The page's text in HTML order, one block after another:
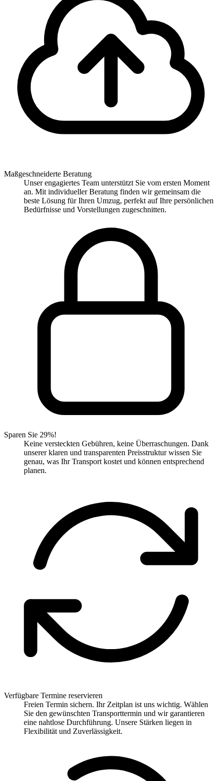
Maßgeschneiderte Beratung
Unser engagiertes Team unterstützt Sie vom ersten Moment
an. Mit individueller Beratung finden wir gemeinsam die
beste Lösung für Ihren Umzug, perfekt auf Ihre persönlichen
Bedürfnisse und Vorstellungen zugeschnitten.
Sparen Sie 29%!
Keine versteckten Gebühren, keine Überraschungen. Dank
unserer klaren und transparenten Preisstruktur wissen Sie
genau, was Ihr Transport kostet und können entsprechend
planen.
Verfügbare Termine reservieren
Freien Termin sichern. Ihr Zeitplan ist uns wichtig. Wählen
Sie den gewünschten Transporttermin und wir garantieren
eine nahtlose Durchführung. Unsere Stärken liegen in
Flexibilität und Zuverlässigkeit.